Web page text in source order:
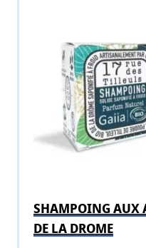
SHAMPOING AUX
DE LA DROME